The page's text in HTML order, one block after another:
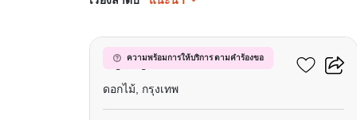
ความพร้อมการให้บริการ ตามคำร้องขอ
บลูลากูน 2 บางนา-วงแหวน
ดอกไม้, กรุงเทพ